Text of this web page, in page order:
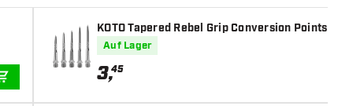
IN DEN WARENKORB
KOTO Tapered Rebel Grip Conversion Points
Auf Lager
3,45